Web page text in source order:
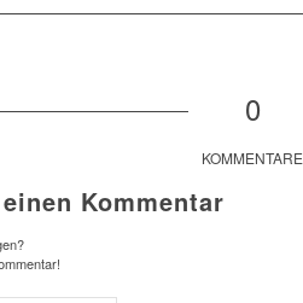
0
KOMMENTARE
Kommentar